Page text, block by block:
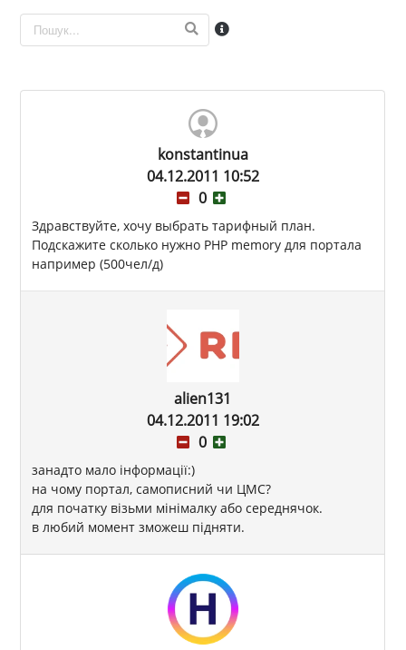
konstantinua
04.12.2011 10:52
0
Здравствуйте, хочу выбрать тарифный план.
Подскажите сколько нужно PHP memory для портала
например (500чел/д)
alien131
04.12.2011 19:02
0
занадто мало інформації:)
на чому портал, самописний чи ЦМС?
для початку візьми мінімалку або середнячок.
в любий момент зможеш підняти.